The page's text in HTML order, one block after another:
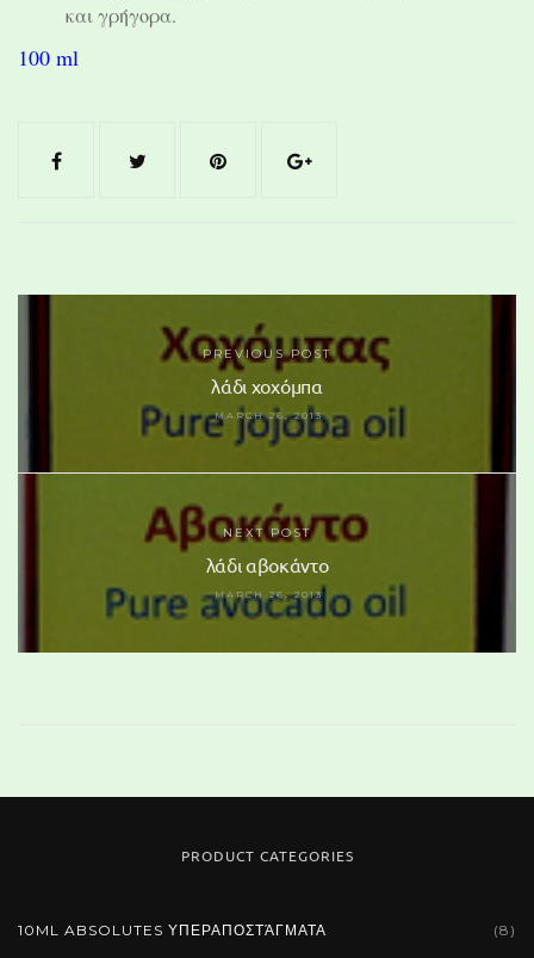
και γρήγορα.
100 ml
PREVIOUS POST
λάδι χοχόμπα
MARCH 26, 2013
NEXT POST
λάδι αβοκάντο
MARCH 26, 2013
PRODUCT CATEGORIES
10ML ABSOLUTES ΥΠΕΡΑΠΟΣΤΆΓΜΑΤΑ (8)